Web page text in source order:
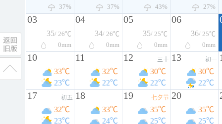
37%
37%
43%
27%
03
35/ 26℃
0mm
04
34/ 26℃
0mm
05
35/ 25℃
0mm
06
36/ 25℃
0mm
10
33℃
23℃
11
32℃
22℃
12 三十
30℃
22℃
13 初一
30℃
22℃
17 初五
32℃
23℃
18
33℃
24℃
19 七夕节
35℃
25℃
20
35℃
25℃